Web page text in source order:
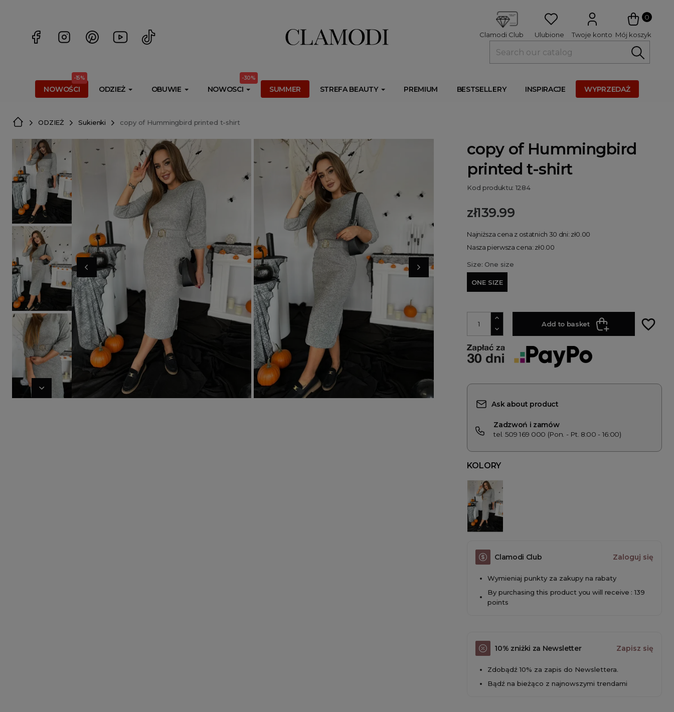
0
Mój koszyk
Twoje konto
Ulubione
Clamodi Club
NOWOŚCI
-15%
ODZIEŻ OBUWIE NOWOSCI
-30%
SUMMER STREFA BEAUTY PREMIUM BESTSELLERY INSPIRACJE WYPRZEDAŻ
ODZIEŻ Sukienki copy of Hummingbird printed t-shirt
copy of Hummingbird
printed t-shirt
Kod produktu: 1284
zł139.99
Najniższa cena z ostatnich 30 dni: zł0.00
Nasza pierwsza cena: zł0.00
Size: One size
ONE SIZE
Add to basket favorite_border
Ask about product
Zadzwoń i zamów
tel. 509 169 000 (Pon. - Pt. 8:00 - 16:00)
KOLORY
Clamodi Club Zaloguj się
Wymieniaj punkty za zakupy na rabaty
By purchasing this product you will receive : 139
points
10% zniżki za Newsletter Zapisz się
Zdobądź 10% za zapis do Newslettera.
Bądź na bieżąco z najnowszymi trendami